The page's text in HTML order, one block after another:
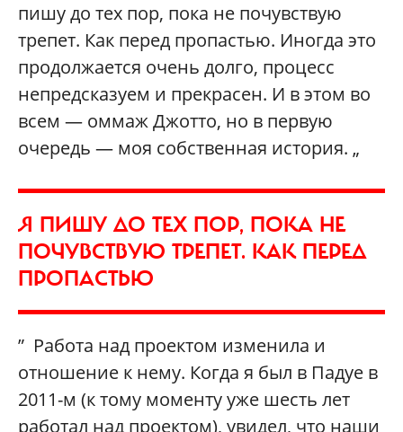
пишу до тех пор, пока не почувствую
трепет. Как перед пропастью. Иногда это
продолжается очень долго, процесс
непредсказуем и прекрасен. И в этом во
всем — оммаж Джотто, но в первую
очередь — моя собственная история. „
Я ПИШУ ДО ТЕХ ПОР, ПОКА НЕ
ПОЧУВСТВУЮ ТРЕПЕТ. КАК ПЕРЕД
ПРОПАСТЬЮ
” Работа над проектом изменила и
отношение к нему. Когда я был в Падуе в
2011-м (к тому моменту уже шесть лет
работал над проектом), увидел, что наши